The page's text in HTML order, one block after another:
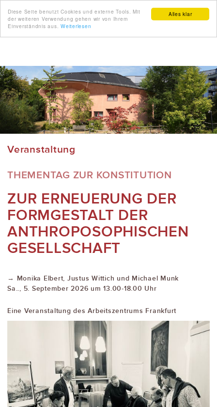
Alles klar
Diese Seite benutzt Cookies und externe Tools. Mit
der weiteren Verwendung gehen wir von Ihrem
Einverständnis aus. Weiterlesen
Veranstaltung
THEMENTAG ZUR KONSTITUTION
ZUR ERNEUERUNG DER
FORMGESTALT DER
ANTHROPOSOPHISCHEN
GESELLSCHAFT
→ Monika Elbert, Justus Wittich und Michael Munk
Sa.., 5. September 2026 um 13.00-18.00 Uhr
Eine Veranstaltung des Arbeitszentrums Frankfurt